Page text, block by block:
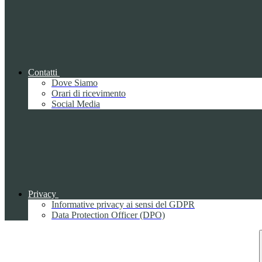
Contatti
Dove Siamo
Orari di ricevimento
Social Media
Privacy
Informative privacy ai sensi del GDPR
Data Protection Officer (DPO)